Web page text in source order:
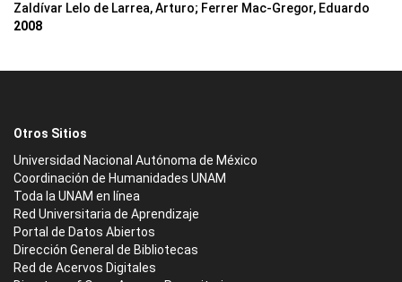
Zaldívar Lelo de Larrea, Arturo; Ferrer Mac-Gregor, Eduardo
2008
Otros Sitios
Universidad Nacional Autónoma de México
Coordinación de Humanidades UNAM
Toda la UNAM en línea
Red Universitaria de Aprendizaje
Portal de Datos Abiertos
Dirección General de Bibliotecas
Red de Acervos Digitales